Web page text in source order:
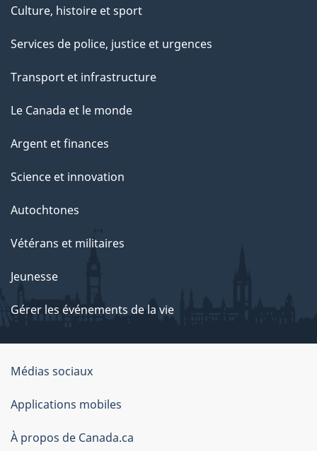
Culture, histoire et sport
Services de police, justice et urgences
Transport et infrastructure
Le Canada et le monde
Argent et finances
Science et innovation
Autochtones
Vétérans et militaires
Jeunesse
Gérer les événements de la vie
Organisation
du
gouvernement
du
Médias sociaux
Applications mobiles
À propos de Canada.ca